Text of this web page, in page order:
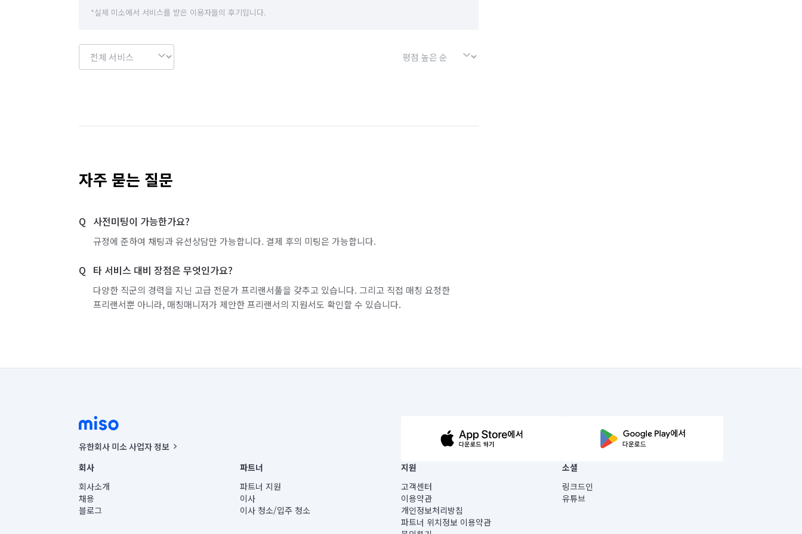
*실제 미소에서 서비스를 받은 이용자들의 후기입니다.
자주 묻는 질문
사전미팅이 가능한가요?
규정에 준하여 채팅과 유선상담만 가능합니다. 결제 후의 미팅은 가능합니다.
타 서비스 대비 장점은 무엇인가요?
다양한 직군의 경력을 지닌 고급 전문가 프리랜서풀을 갖추고 있습니다. 그리고 직접 매칭 요청한
프리랜서뿐 아니라, 매칭매니저가 제안한 프리랜서의 지원서도 확인할 수 있습니다.
유한회사 미소 사업자 정보
사업자등록번호 : 291-87-00271 | 인허가번호 : 2016-3220163-14-5-00019 |
통신판매신고번호 : 2024-서울종로-1400(공정거래위원회 정보) |
대표이사 : CHING VICTOR COLUMBIA RHEE
주소 | 본사: 서울특별시 종로구 율곡로 6(중학동, 트윈트리빌딩) B동 5층
컨택센터 : 서울특별시 종로구 수송동 율곡로 24, 7층, 8층 미소
회사
회사소개
채용
블로그
파트너
파트너 지원
이사
이사 청소/입주 청소
지원
고객센터
이용약관
개인정보처리방침
파트너 위치정보 이용약관
소셜
링크드인
유튜브